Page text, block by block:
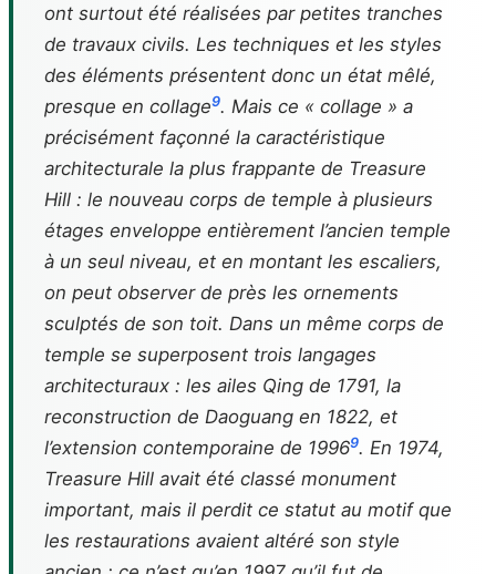
ont surtout été réalisées par petites tranches
de travaux civils. Les techniques et les styles
des éléments présentent donc un état mêlé,
presque en collage9. Mais ce « collage » a
précisément façonné la caractéristique
architecturale la plus frappante de Treasure
Hill : le nouveau corps de temple à plusieurs
étages enveloppe entièrement l’ancien temple
à un seul niveau, et en montant les escaliers,
on peut observer de près les ornements
sculptés de son toit. Dans un même corps de
temple se superposent trois langages
architecturaux : les ailes Qing de 1791, la
reconstruction de Daoguang en 1822, et
l’extension contemporaine de 19969. En 1974,
Treasure Hill avait été classé monument
important, mais il perdit ce statut au motif que
les restaurations avaient altéré son style